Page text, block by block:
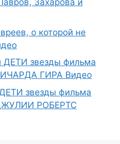
Захарова и
о которой не
ДЕТИ звезды фильма
ГИРА Видео
звезды фильма
РОБЕРТС